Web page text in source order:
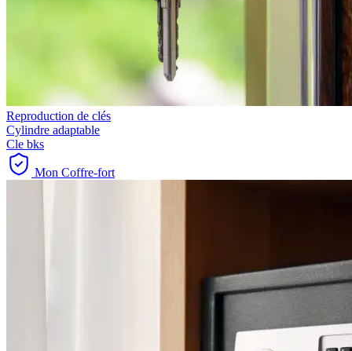
Reproduction de clés
Cylindre adaptable
Cle bks
Mon Coffre-fort